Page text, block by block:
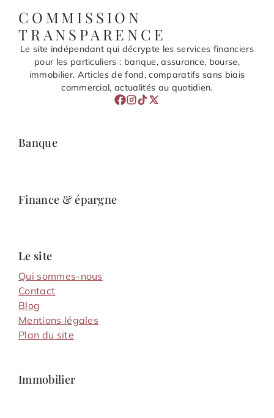
COMMISSION
TRANSPARENCE
Le site indépendant qui décrypte les services financiers
pour les particuliers : banque, assurance, bourse,
immobilier. Articles de fond, comparatifs sans biais
commercial, actualités au quotidien.
Banque
Finance & épargne
Le site
Qui sommes-nous
Contact
Blog
Mentions légales
Plan du site
Immobilier